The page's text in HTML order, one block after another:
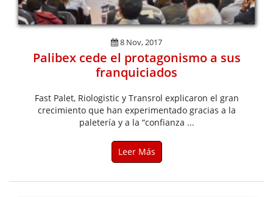
8 Nov, 2017
Palibex cede el protagonismo a sus
franquiciados
Fast Palet, Riologistic y Transrol explicaron el gran
crecimiento que han experimentado gracias a la
paletería y a la “confianza ...
Leer Más